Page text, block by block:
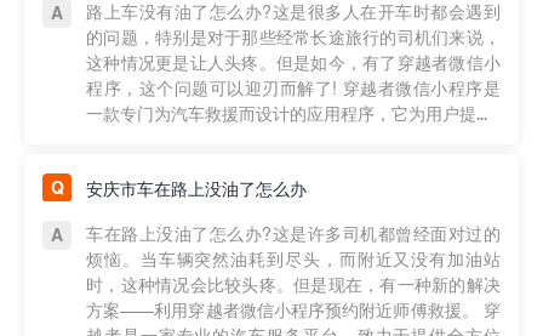
路上车没有油了怎么办?这是很多人在开车时都会遇到
的问题，特别是对于那些经常长途旅行的司机们来说，
这种情况更是让人头疼。但是如今，有了穿越者微信小
程序，这个问题可以迎刃而解了! 穿越者微信小程序是
一款专门为汽车救援而设计的应用程序，它为用户提...
安庆市车在路上没油了怎么办
车在路上没油了怎么办?这是许多司机都曾经面对过的
烦恼。当车辆突然油耗到尽头，而附近又没有加油站
时，这种情况会比较头疼。但是现在，有一种新的解决
方案——利用穿越者微信小程序预约附近师傅救援。 穿